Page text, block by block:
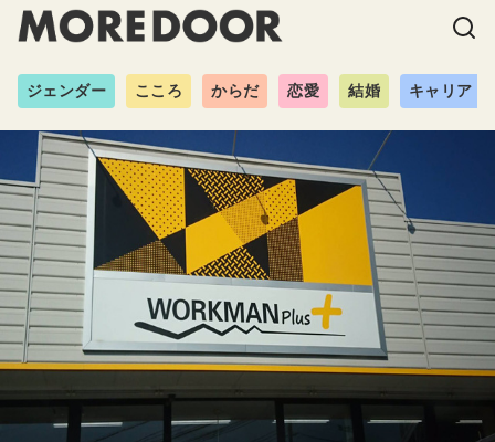
ジェンダー こころ からだ 恋愛 結婚 キャリア